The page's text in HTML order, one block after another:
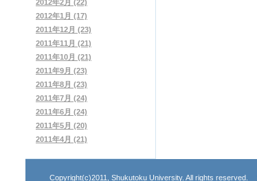
2012年2月 (22)
2012年1月 (17)
2011年12月 (23)
2011年11月 (21)
2011年10月 (21)
2011年9月 (23)
2011年8月 (23)
2011年7月 (24)
2011年6月 (24)
2011年5月 (20)
2011年4月 (21)
Copyright(c)2011, Shukutoku University. All rights reserved.